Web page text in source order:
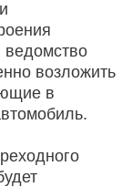
ведомство
возложить
в